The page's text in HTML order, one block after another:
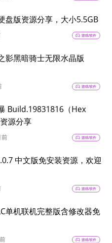
盘版资源分享，大小5.5GB
sports_esports 游戏/软件
影黑暗骑士无限水晶版
sports_esports 游戏/软件
Build.19831816（Hex
源分享
前 sports_esports 游戏/软件
中文版免安装资源，欢迎
sports_esports 游戏/软件
单机联机完整版含修改器免
sports_esports 游戏/软件